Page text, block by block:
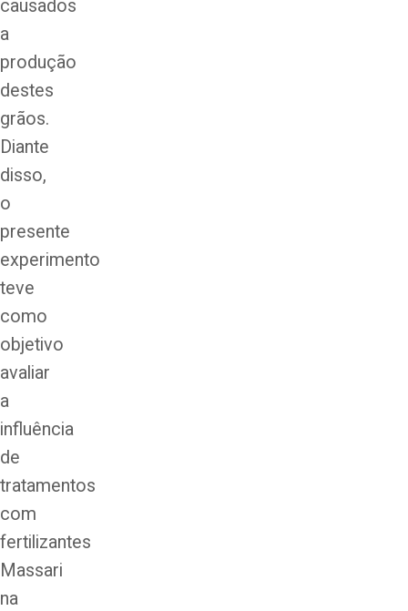
causados
a
produção
destes
grãos.
Diante
disso,
o
presente
experimento
teve
como
objetivo
avaliar
a
influência
de
tratamentos
com
fertilizantes
Massari
na